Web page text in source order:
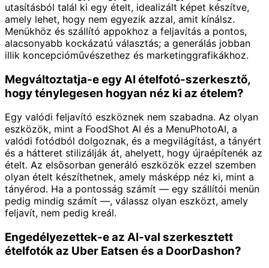
utasításból talál ki egy ételt, idealizált képet készítve,
amely lehet, hogy nem egyezik azzal, amit kínálsz.
Menükhöz és szállító appokhoz a feljavítás a pontos,
alacsonyabb kockázatú választás; a generálás jobban
illik koncepcióművészethez és marketinggrafikákhoz.
Megváltoztatja-e egy AI ételfotó-szerkesztő,
hogy ténylegesen hogyan néz ki az ételem?
Egy valódi feljavító eszköznek nem szabadna. Az olyan
eszközök, mint a FoodShot AI és a MenuPhotoAI, a
valódi fotódból dolgoznak, és a megvilágítást, a tányért
és a hátteret stilizálják át, ahelyett, hogy újraépítenék az
ételt. Az elsősorban generáló eszközök ezzel szemben
olyan ételt készíthetnek, amely másképp néz ki, mint a
tányérod. Ha a pontosság számít — egy szállítói menün
pedig mindig számít —, válassz olyan eszközt, amely
feljavít, nem pedig kreál.
Engedélyezettek-e az AI-val szerkesztett
ételfotók az Uber Eatsen és a DoorDashon?